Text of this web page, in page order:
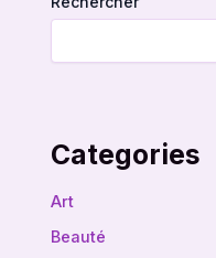
Categories
Art
Beauté